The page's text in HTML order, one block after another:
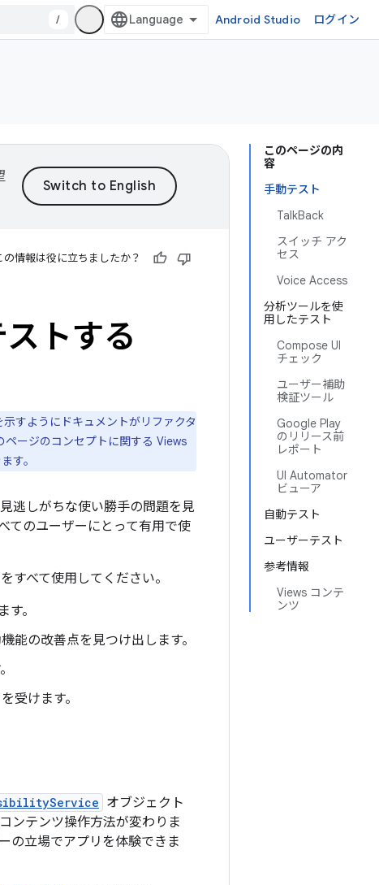
/ Android Studio ログイン
このページの内
容
手動テスト
TalkBack
スイッチ アク
セス
Voice Access
分析ツールを使
用したテスト
Compose UI
チェック
ユーザー補助
検証ツール
Google Play
のリリース前
レポート
UI Automator
ビューア
自動テスト
ユーザーテスト
参考情報
Views コンテ
ンツ
の情報は役に立ちましたか？
トする
すようにドキュメントがリファクタ
ージのコンセプトに関する Views
す。
逃しがちな使い勝手の問題を見
てのユーザーにとって有用で使
すべて使用してください。
。
能の改善点を見つけ出します。
受けます。
オブジェクト
ンテンツ操作方法が変わりま
の立場でアプリを体験できま